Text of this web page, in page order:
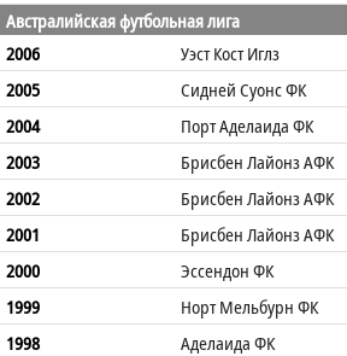
Австралийская футбольная лига
2006
Уэст Кост Иглз
2005
Сидней Суонс ФК
2004
Порт Аделаида ФК
2003
Брисбен Лайонз АФК
2002
Брисбен Лайонз АФК
2001
Брисбен Лайонз АФК
2000
Эссендон ФК
1999
Норт Мельбурн ФК
1998
Аделаида ФК